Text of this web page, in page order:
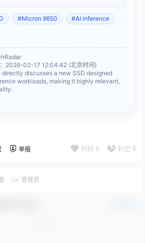
#Micron 9650
#AI inference
2026-02-17 12:04:42 (北京时间)
directly discusses a new SSD designed
workloads, making it highly relevant,
举报 利好 0 利空 0
M 管理员